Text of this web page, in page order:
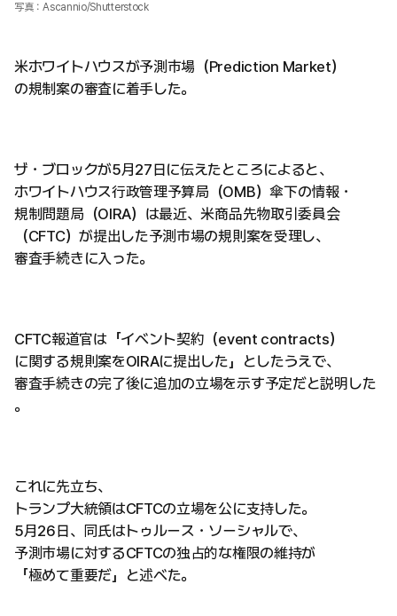
写真：Ascannio/Shutterstock
米ホワイトハウスが予測市場（Prediction Market）
の規制案の審査に着手した。
ザ・ブロックが5月27日に伝えたところによると、
ホワイトハウス行政管理予算局（OMB）傘下の情報・
規制問題局（OIRA）は最近、米商品先物取引委員会
（CFTC）が提出した予測市場の規則案を受理し、
審査手続きに入った。
CFTC報道官は「イベント契約（event contracts）
に関する規則案をOIRAに提出した」としたうえで、
審査手続きの完了後に追加の立場を示す予定だと説明した
。
これに先立ち、
トランプ大統領はCFTCの立場を公に支持した。
5月26日、同氏はトゥルース・ソーシャルで、
予測市場に対するCFTCの独占的な権限の維持が
「極めて重要だ」と述べた。